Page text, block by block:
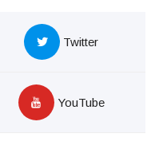
Twitter
YouTube